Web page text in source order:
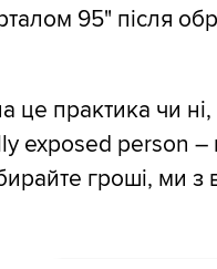
95" після
це практика чи
exposed person –
гроші, ми з